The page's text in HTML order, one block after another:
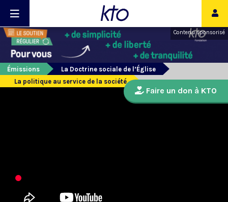
Contenu sponsorisé
Émissions
La Doctrine sociale de l’Église
La politique au service de la société
Faire un don à KTO